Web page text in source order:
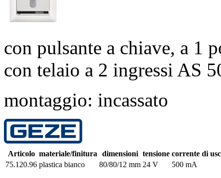
con pulsante a chiave, a 1
con telaio a 2 ingressi AS
montaggio: incassato
Articolo materiale/finitura dimensioni tensione corrente di
75.120.96 plastica bianco 80/80/12 mm 24 V 500 mA